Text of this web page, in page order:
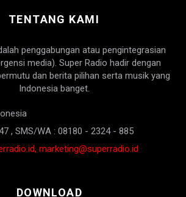
TENTANG KAMI
penggabungan atau pengintegrasian
media). Super Radio hadir dengan
dan berita pilihan serta musik yang
Indonesia banget.
, SMS/WA : 08180 - 2324 - 885
marketing@superradio.id
DOWNLOAD